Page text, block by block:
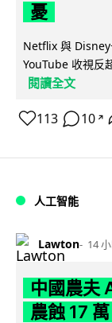
憂
Netflix 與
YouTube 收視反
閱讀全文
113 10 ↗
人工智能
Lawton 14
中國農夫
農蝕 17